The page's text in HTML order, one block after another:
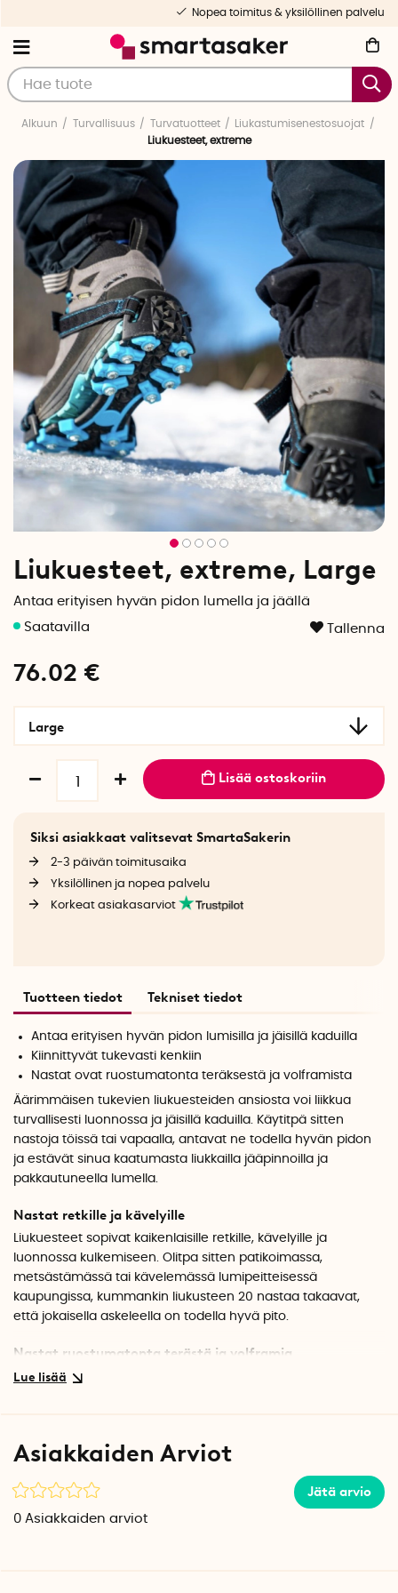
Nopea toimitus & yksilöllinen palvelu
Alkuun Turvallisuus Turvatuotteet
Liukastumisenestosuojat
Liukuesteet, extreme
Liukuesteet, extreme, Large
Antaa erityisen hyvän pidon lumella ja jäällä
Tallenna
76.02 €
Large
Lisää ostoskoriin
Siksi asiakkaat valitsevat SmartaSakerin
2-3 päivän toimitusaika
Yksilöllinen ja nopea palvelu
Korkeat asiakasarviot
Tuotteen tiedot Tekniset tiedot
Antaa erityisen hyvän pidon lumisilla ja jäisillä kaduilla
Kiinnittyvät tukevasti kenkiin
Nastat ovat ruostumatonta teräksestä ja volframista
Äärimmäisen tukevien liukuesteiden ansiosta voi liikkua
turvallisesti luonnossa ja jäisillä kaduilla. Käytitpä sitten
nastoja töissä tai vapaalla, antavat ne todella hyvän pidon
ja estävät sinua kaatumasta liukkailla jääpinnoilla ja
pakkautuneella lumella.
Nastat retkille ja kävelyille
Liukuesteet sopivat kaikenlaisille retkille, kävelyille ja
luonnossa kulkemiseen. Olitpa sitten patikoimassa,
metsästämässä tai kävelemässä lumipeitteisessä
kaupungissa, kummankin liukusteen 20 nastaa takaavat,
että jokaisella askeleella on todella hyvä pito.
Nastat ruostumatonta terästä ja volframia
Nastat on valmistettu ruostumattomasta teräksestä.
voidaan myös vaihtaa tarvittaessa. Käytä jakoavainta
Tarranauhakiinnitys
Asiakkaiden Arviot
Jätä arvio
0 Asiakkaiden arviot